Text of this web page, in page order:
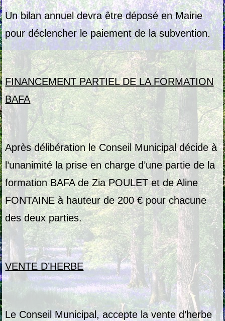
Un bilan annuel devra être déposé en Mairie
pour déclencher le paiement de la subvention.
FINANCEMENT PARTIEL DE LA FORMATION
BAFA
Après délibération le Conseil Municipal décide à
l’unanimité la prise en charge d’une partie de la
formation BAFA de Zia POULET et de Aline
FONTAINE à hauteur de 200 € pour chacune
des deux parties.
VENTE D’HERBE
Le Conseil Municipal, accepte la vente d’herbe